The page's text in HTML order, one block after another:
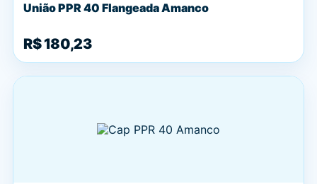
União PPR 40 Flangeada Amanco
R$ 180,23